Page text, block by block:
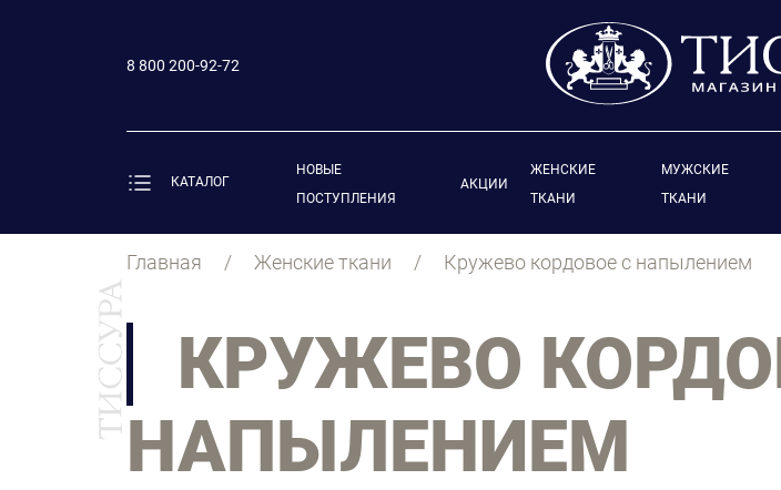
8 800 200-92-72
КАТАЛОГ
НОВЫЕ
ПОСТУПЛЕНИЯ
АКЦИИ
ЖЕНСКИЕ
ТКАНИ
МУЖСКИЕ
ТКАНИ
Главная Женские ткани Кружево кордовое с напылением
КРУЖЕВО
НАПЫЛЕНИЕМ